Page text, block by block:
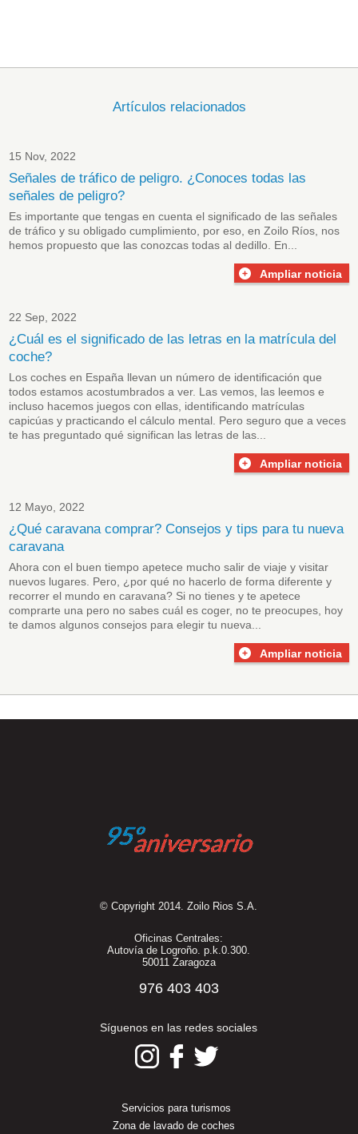
Artículos relacionados
15 Nov, 2022
Señales de tráfico de peligro. ¿Conoces todas las
señales de peligro?
Es importante que tengas en cuenta el significado de lasseñales
de tráficoy su obligado cumplimiento, por eso, en Zoilo Ríos, nos
hemos propuesto que las conozcas todas al dedillo. En...
Ampliar noticia
22 Sep, 2022
¿Cuál es el significado de las letras en la matrícula del
coche?
Los coches en España llevan un número de identificación que
todos estamos acostumbrados a ver. Las vemos, las leemos e
incluso hacemos juegos con ellas, identificando matrículas
capicúas y practicando el cálculo mental. Pero seguro que a veces
te has preguntado qué significan las letras de las...
Ampliar noticia
12 Mayo, 2022
¿Qué caravana comprar? Consejos y tips para tu nueva
caravana
Ahora con el buen tiempo apetece mucho salir de viaje y visitar
nuevos lugares. Pero, ¿por qué no hacerlo de forma diferente y
recorrer el mundo en caravana? Si no tienes y te apetece
comprarte una pero no sabes cuál es coger, no te preocupes, hoy
te damos algunos consejos para elegir tu nueva...
Ampliar noticia
© Copyright 2014. Zoilo Rios S.A.
Oficinas Centrales:
Autovía de Logroño. p.k.0.300.
50011 Zaragoza
976 403 403
Síguenos en las redes sociales
Servicios para turismos
Zona de lavado de coches